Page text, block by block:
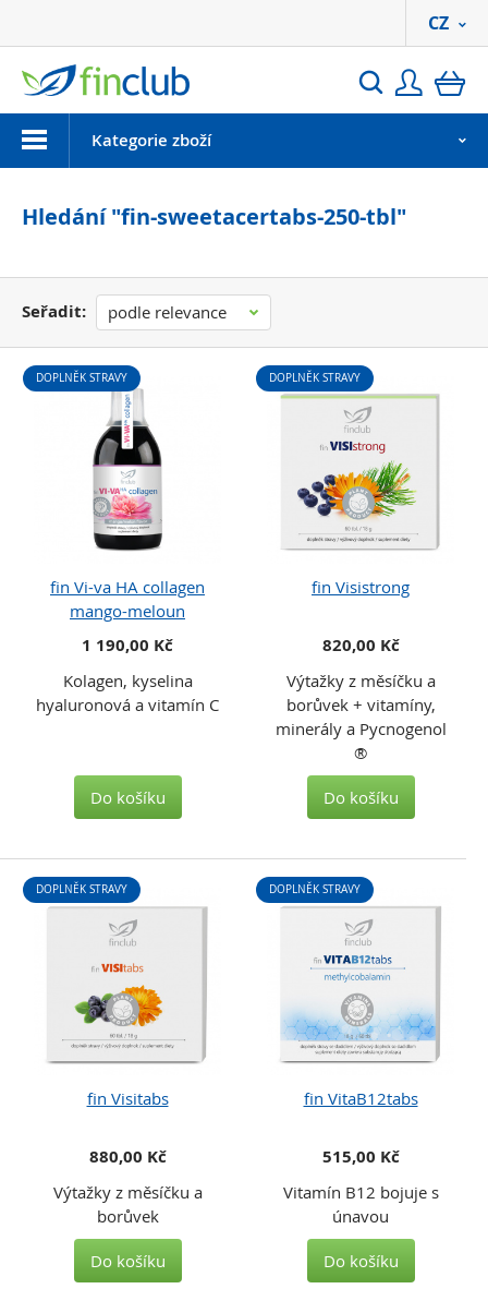
Hledat
CZ
MenuKategorie zboží
Hledání "fin-sweetacertabs-250-tbl"
Seřadit: podle relevance
fin Vi-va HA collagen
mango-meloun
DOPLNĚK STRAVY
1 190,00 Kč
Kolagen, kyselina
hyaluronová a vitamín C
Do košíku
fin Visistrong
DOPLNĚK STRAVY
820,00 Kč
Výtažky z měsíčku a
borůvek + vitamíny,
minerály a Pycnogenol
®
Do košíku
fin Visitabs
DOPLNĚK STRAVY
880,00 Kč
Výtažky z měsíčku a
borůvek
Do košíku
fin VitaB12tabs
DOPLNĚK STRAVY
515,00 Kč
Vitamín B12 bojuje s
únavou
Do košíku